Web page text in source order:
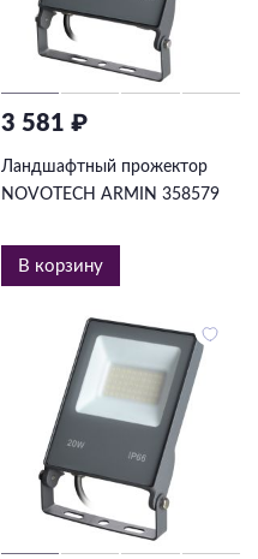
3 581 ₽
Ландшафтный прожектор
NOVOTECH ARMIN 358579
В корзину